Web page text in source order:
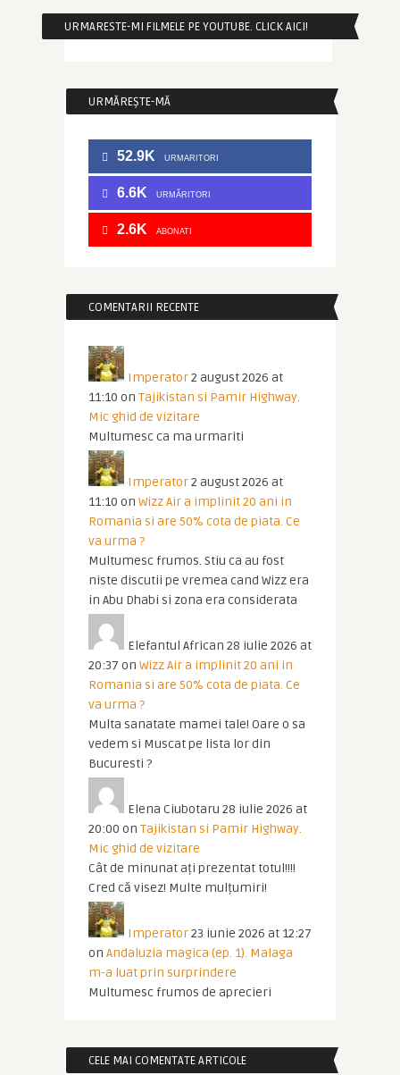
URMARESTE-MI FILMELE PE YOUTUBE. CLICK AICI!
URMĂREȘTE-MĂ
52.9K URMARITORI
6.6K URMĂRITORI
2.6K ABONATI
COMENTARII RECENTE
Imperator2 august 2026 at
11:10 on Tajikistan si Pamir Highway.
Mic ghid de vizitare
Multumesc ca ma urmariti
Imperator2 august 2026 at
11:10 on Wizz Air a implinit 20 ani in
Romania si are 50% cota de piata. Ce
va urma ?
Multumesc frumos. Stiu ca au fost
niste discutii pe vremea cand Wizz era
in Abu Dhabi si zona era considerata
Elefantul African 28 iulie 2026 at
20:37 on Wizz Air a implinit 20 ani in
Romania si are 50% cota de piata. Ce
va urma ?
Multa sanatate mamei tale! Oare o sa
vedem si Muscat pe lista lor din
Bucuresti ?
Elena Ciubotaru 28 iulie 2026 at
20:00 on Tajikistan si Pamir Highway.
Mic ghid de vizitare
Cât de minunat ați prezentat totul!!!!
Cred că visez! Multe mulțumiri!
Imperator23 iunie 2026 at 12:27
on Andaluzia magica (ep. 1). Malaga
m-a luat prin surprindere
Multumesc frumos de aprecieri
CELE MAI COMENTATE ARTICOLE